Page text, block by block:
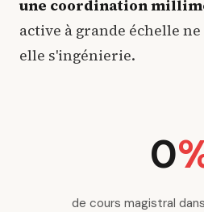
une coordination
active à grande échelle
elle s'ingénierie.
0
de cours magistral